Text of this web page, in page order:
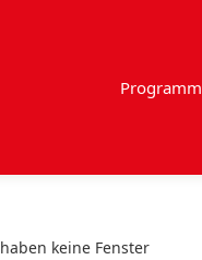
Programm
keine Fenster